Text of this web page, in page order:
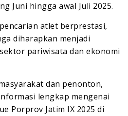
Juni hingga awal Juli 2025.
atlet berprestasi,
diharapkan menjadi
pariwisata dan ekonomi
dan penonton,
lengkap mengenai
Porprov Jatim IX 2025 di